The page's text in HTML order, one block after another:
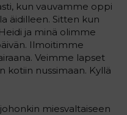
kun vauvamme oppi
äidilleen. Sitten kun
ja minä olimme
Ilmoitimme
Veimme lapset
kotiin nussimaan. Kyllä
miesvaltaiseen